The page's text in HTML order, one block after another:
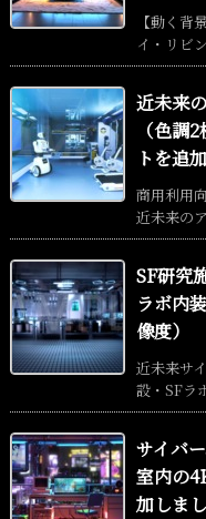
【動く背
イ・リビ
近未来
（色調
トを追
商用利用
近未来の
SF研究
ラボ内
像度）
近未来サ
設・SFラ
サイバ
室内の
加しまし